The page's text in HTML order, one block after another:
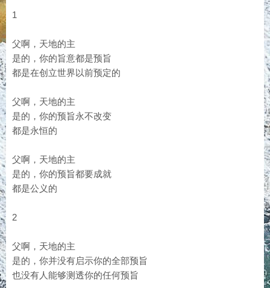
1
父啊，天地的主
是的，你的旨意都是预旨
都是在创立世界以前预定的
父啊，天地的主
是的，你的预旨永不改变
都是永恒的
父啊，天地的主
是的，你的预旨都要成就
都是公义的
2
父啊，天地的主
是的，你并没有启示你的全部预旨
也没有人能够测透你的任何预旨